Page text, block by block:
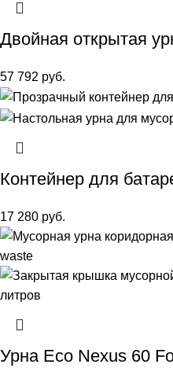
Двойная открытая
57 792 руб.
Контейнер для
17 280 руб.
Урна Eco Nexus 60